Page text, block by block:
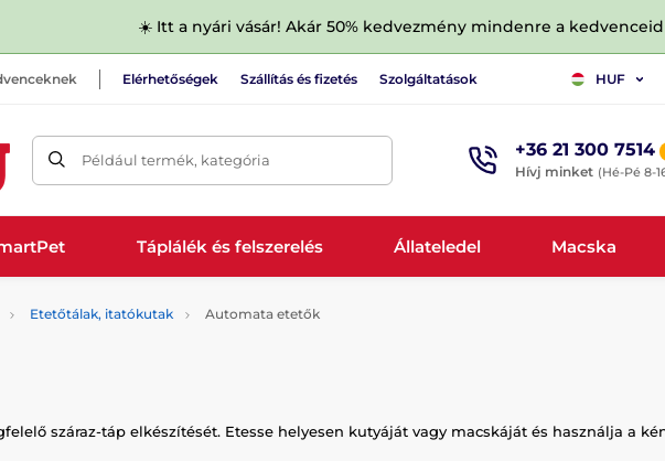
☀️ Itt a nyári vásár! Akár 50% kedvezmény mindenre a
Elérhetőségek Szállítás és fizetés Szolgáltatások HUF
Például termék, kategória +36 21 300 7514
Hívj minket (Hé-Pé 8-
Táplálék és felszerelés Állateledel Macska
Etetőtálak, itatókutak Automata etetők
száraz-táp elkészítését. Etesse helyesen kutyáját vagy macskáját és használja a